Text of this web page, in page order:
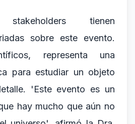
stakeholders tienen
sobre este evento.
representa una
para estudiar un objeto
'Este evento es un
hay mucho que aún no